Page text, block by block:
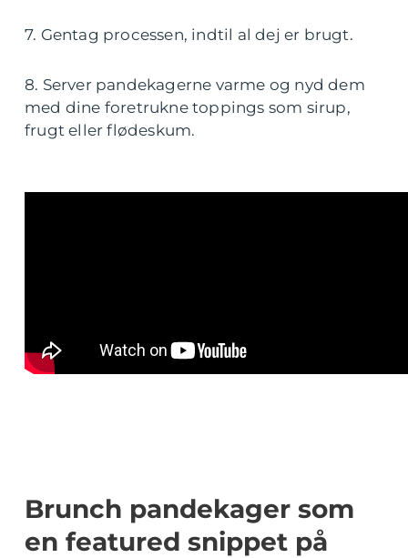
7. Gentag processen, indtil al dej er brugt.
8. Server pandekagerne varme og nyd dem
med dine foretrukne toppings som sirup,
frugt eller flødeskum.
Brunch pandekager som
en featured snippet på